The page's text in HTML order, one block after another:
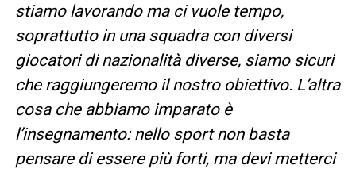
stiamo lavorando ma ci vuole tempo,
soprattutto in una squadra con diversi
giocatori di nazionalità diverse, siamo sicuri
che raggiungeremo il nostro obiettivo. L’altra
cosa che abbiamo imparato è
l’insegnamento: nello sport non basta
pensare di essere più forti, ma devi metterci